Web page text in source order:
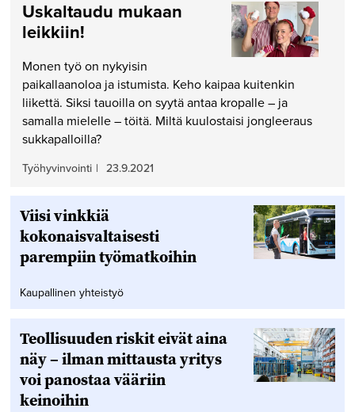
Uskaltaudu mukaan
leikkiin!
Monen työ on nykyisin
paikallaanoloa ja istumista. Keho kaipaa kuitenkin
liikettä. Siksi tauoilla on syytä antaa kropalle – ja
samalla mielelle – töitä. Miltä kuulostaisi jongleeraus
sukkapalloilla?
Työhyvinvointi | 23.9.2021
Viisi vinkkiä
kokonaisvaltaisesti
parempiin työmatkoihin
Kaupallinen yhteistyö
Teollisuuden riskit eivät aina
näy – ilman mittausta yritys
voi panostaa vääriin
keinoihin